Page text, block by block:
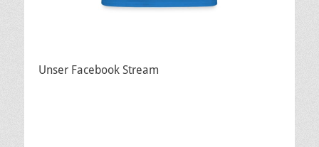
Unser Facebook Stream